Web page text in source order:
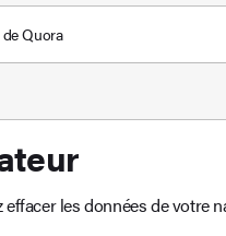
Quora
les données de votre